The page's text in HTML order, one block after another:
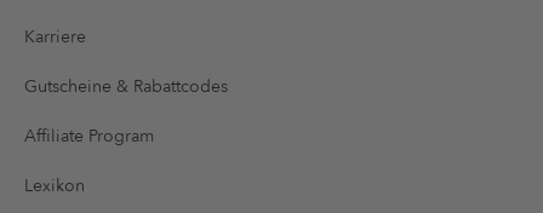
Karriere
Gutscheine & Rabattcodes
Affiliate Program
Lexikon